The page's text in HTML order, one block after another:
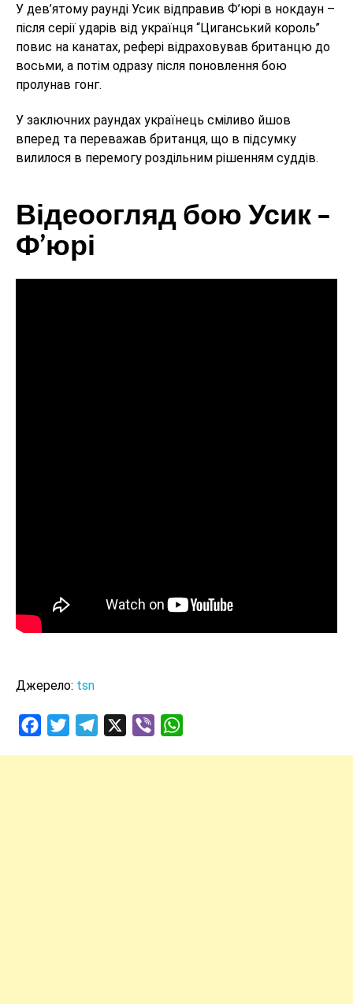
У дев’ятому раунді Усик відправив Ф’юрі в нокдаун –
після серії ударів від українця “Циганський король”
повис на канатах, рефері відраховував британцю до
восьми, а потім одразу після поновлення бою
пролунав гонг.
У заключних раундах українець сміливо йшов
вперед та переважав британця, що в підсумку
вилилося в перемогу роздільним рішенням суддів.
Відеоогляд бою Усик –
Ф’юрі
Джерело: tsn
FacebookTwitterTelegram Viber